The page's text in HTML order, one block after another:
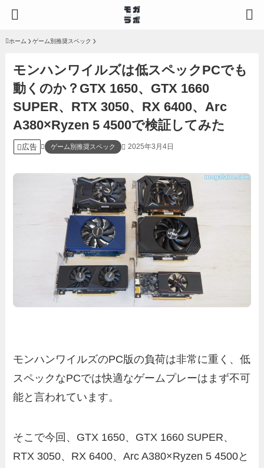
ホーム ゲーム別推奨スペック
モンハンワイルズは低スペックPCでも
動くのか？GTX 1650、GTX 1660
SUPER、RTX 3050、RX 6400、Arc
A380×Ryzen 5 4500で検証してみた
広告 ゲーム別推奨スペック 2025年3月4日
モンハンワイルズのPC版の負荷は非常に重く、低
スペックなPCでは快適なゲームプレーはまず不可
能と言われています。
そこで今回、GTX 1650、GTX 1660 SUPER、
RTX 3050、RX 6400、Arc A380×Ryzen 5 4500と